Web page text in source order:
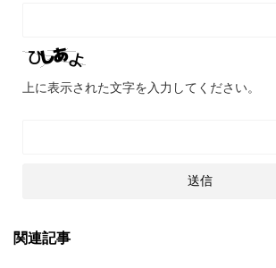
上に表示された文字を入力してください。
関連記事